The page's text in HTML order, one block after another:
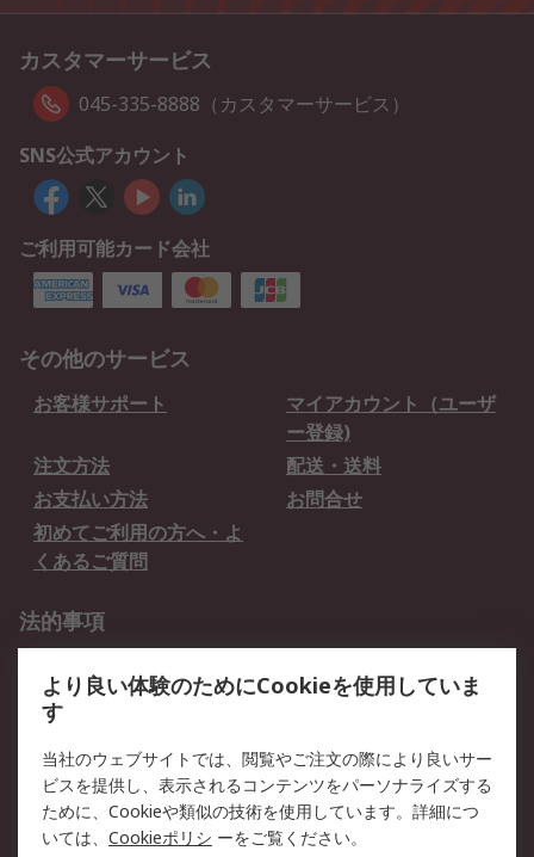
カスタマーサービス
045-335-8888（カスタマーサービス）
SNS公式アカウント
ご利用可能カード会社
その他のサービス
お客様サポート
マイアカウント（ユーザ
ー登録)
注文方法
配送・送料
お支払い方法
お問合せ
初めてご利用の方へ・よ
くあるご質問
法的事項
クッキーポリシー
RSについて
会社概要
採用情報
プレスリリース＆お知ら
コーポレートサイト
より良い体験のためにCookieを使用していま
す
当社のウェブサイトでは、閲覧やご注文の際により良いサー
ビスを提供し、表示されるコンテンツをパーソナライズする
ために、Cookieや類似の技術を使用しています。詳細につ
いては、 Cookieポリシ ーをご覧ください。